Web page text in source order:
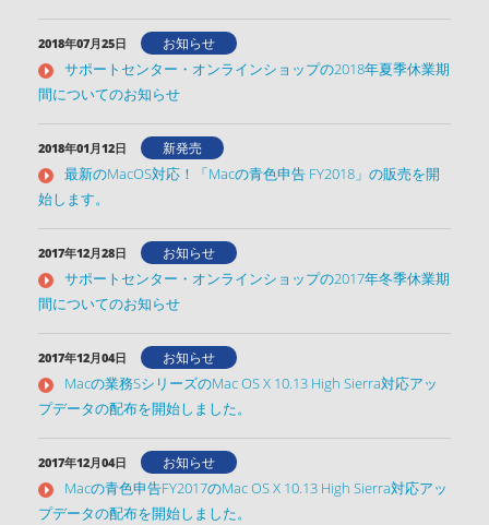
2018年07月25日 お知らせ
サポートセンター・オンラインショップの2018年夏季休業期
間についてのお知らせ
2018年01月12日 新発売
最新のMacOS対応！「Macの青色申告 FY2018」の販売を開
始します。
2017年12月28日 お知らせ
サポートセンター・オンラインショップの2017年冬季休業期
間についてのお知らせ
2017年12月04日 お知らせ
Macの業務SシリーズのMac OS X 10.13 High Sierra対応アッ
プデータの配布を開始しました。
2017年12月04日 お知らせ
Macの青色申告FY2017のMac OS X 10.13 High Sierra対応アッ
プデータの配布を開始しました。